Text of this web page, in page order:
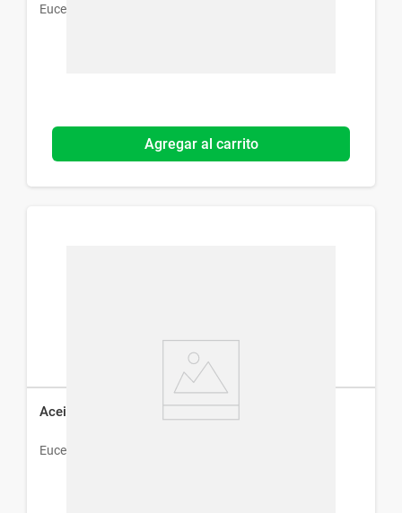
Eucerin
Agregar al carrito
Aceite Eucerin Antiestrías x 125 ml
Eucerin